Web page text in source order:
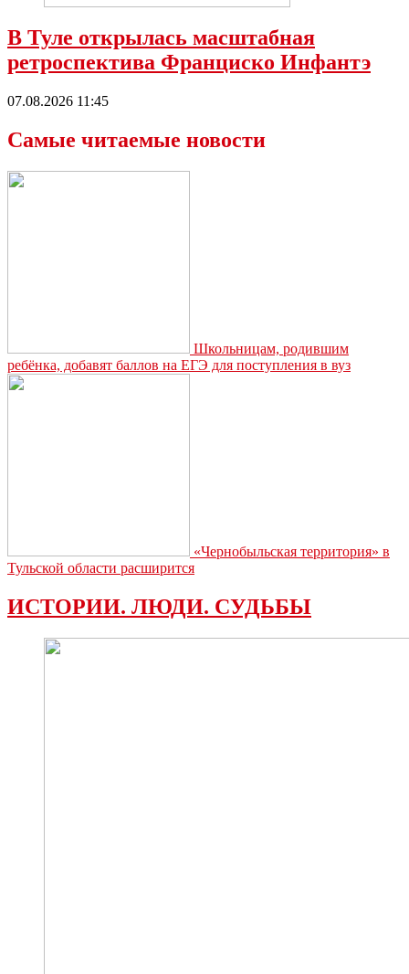
В Туле открылась масштабная
ретроспектива Франциско Инфантэ
07.08.2026 11:45
Самые читаемые новости
Школьницам, родившим
ребёнка, добавят баллов на ЕГЭ для поступления в вуз
«Чернобыльская территория» в
Тульской области расширится
ИСТОРИИ. ЛЮДИ. СУДЬБЫ